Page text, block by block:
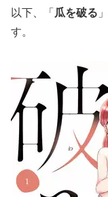
以下、「 瓜を破る 」
す。